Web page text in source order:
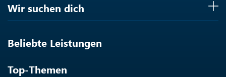
Wir suchen dich
Beliebte Leistungen
Top-Themen